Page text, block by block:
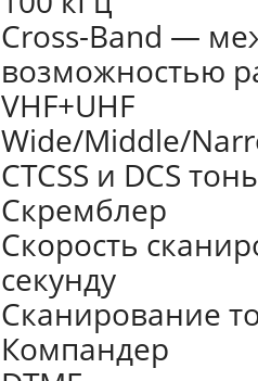
Cross-Band —
возможностью
VHF+UHF
Wide/Middle/
CTCSS и DCS
Скремблер
Скорость
секунду
Сканирование
Компандер